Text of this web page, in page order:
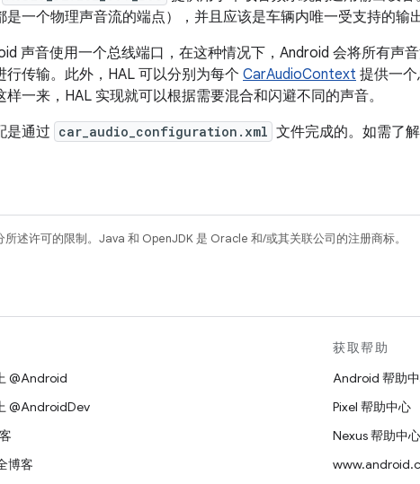
一个物理声音流的端点），并且应该是车辆内唯一受支持的输
声音使用一个总线端口，在这种情况下，Android 会将所有声
传输。此外，HAL 可以分别为每个 CarAudioContext 提供一
一来，HAL 实现就可以根据需要混合和闪避不同的声音。
是通过 car_audio_configuration.xml 文件完成的。如需了
所述许可的限制。Java 和 OpenJDK 是 Oracle 和/或其关联公司的注册商标。
@Android
@AndroidDev
博客
获取帮助
Android 帮助
Pixel 帮助中心
Nexus 帮助中心